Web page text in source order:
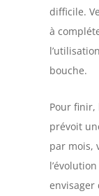
difficile.
à
bouche.
Pour finir,
prévoit
par mois,
envisager